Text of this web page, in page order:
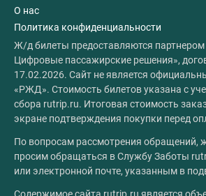
О нас
Политика конфиденциальности
Ж/д билеты предоставляются
Цифровые пассажирские решения»,
17.02.2026. Сайт не является
«РЖД». Стоимость билетов указана с
сбора rutrip.ru. Итоговая стоимость
экране подтверждения покупки перед
По вопросам рассмотрения обращений,
просим обращаться в Службу Заботы
или электронной почте, указанным в